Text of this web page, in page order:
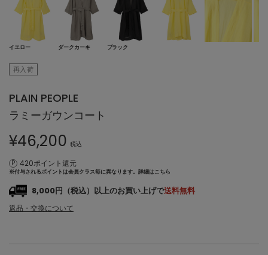
イエロー ダークカーキ ブラック
再入荷
PLAIN PEOPLE
ラミーガウンコート
¥46,200 税込
420ポイント還元
※付与されるポイントは会員クラス毎に異なります。 詳細はこちら
8,000円（税込）以上のお買い上げで送料無料
返品・交換について